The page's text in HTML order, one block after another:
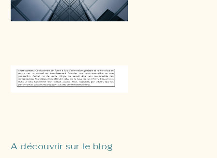
A découvrir sur le blog